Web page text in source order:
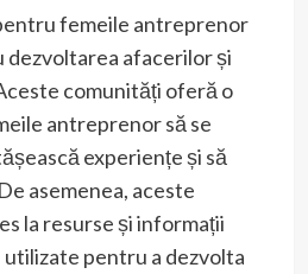
femeile antreprenor
dezvoltarea afacerilor și
comunități oferă o
antreprenor să se
experiențe și să
asemenea, aceste
la resurse și informații
pentru a dezvolta